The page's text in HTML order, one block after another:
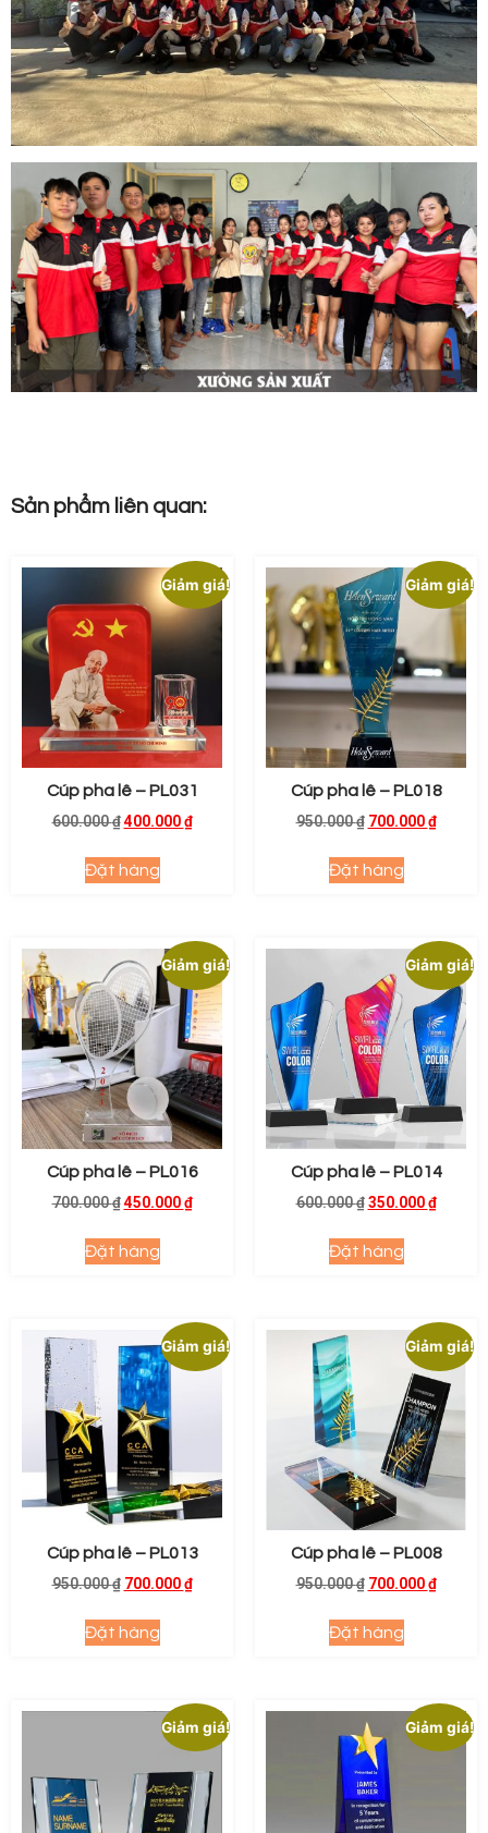
Sản phẩm liên quan:
Giảm giá!
Cúp pha lê – PL031
600.000₫ 400.000₫
Đặt hàng
Giảm giá!
Cúp pha lê – PL018
950.000₫ 700.000₫
Đặt hàng
Giảm giá!
Cúp pha lê – PL016
700.000₫ 450.000₫
Đặt hàng
Giảm giá!
Cúp pha lê – PL014
600.000₫ 350.000₫
Đặt hàng
Giảm giá!
Cúp pha lê – PL013
950.000₫ 700.000₫
Đặt hàng
Giảm giá!
Cúp pha lê – PL008
950.000₫ 700.000₫
Đặt hàng
Giảm giá! Giảm giá!